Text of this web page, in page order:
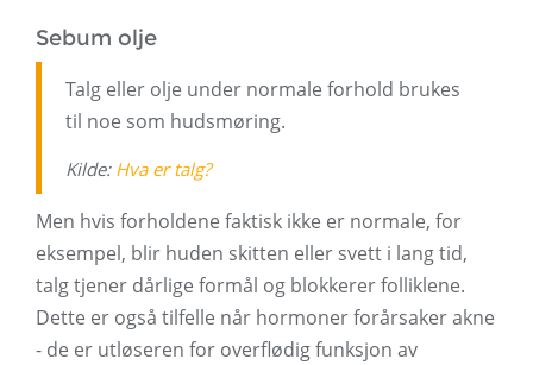
Sebum olje
Talg eller olje under normale forhold brukes
til noe som hudsmøring.
Kilde: Hva er talg?
Men hvis forholdene faktisk ikke er normale, for
eksempel, blir huden skitten eller svett i lang tid,
talg tjener dårlige formål og blokkerer folliklene.
Dette er også tilfelle når hormoner forårsaker akne
- de er utløseren for overflødig funksjon av